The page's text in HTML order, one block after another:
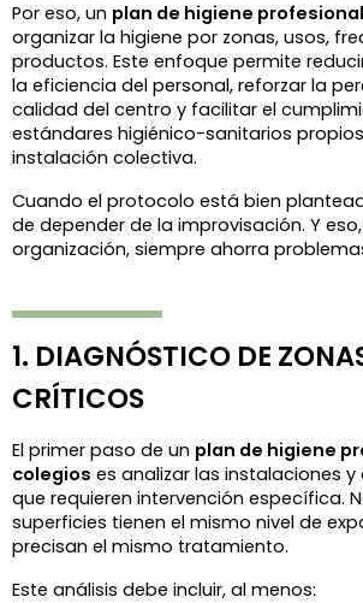
Por eso, un plan de higiene
organizar la higiene por zonas, usos,
productos. Este enfoque permite
la eficiencia del personal, reforzar la
calidad del centro y facilitar el
estándares higiénico-sanitarios
instalación colectiva.
Cuando el protocolo está bien
de depender de la improvisación. Y
organización, siempre ahorra
1. DIAGNÓSTICO DE
CRÍTICOS
El primer paso de un plan de higiene
colegios es analizar las instalaciones
que requieren intervención específica.
superficies tienen el mismo nivel de
precisan el mismo tratamiento.
Este análisis debe incluir, al menos: